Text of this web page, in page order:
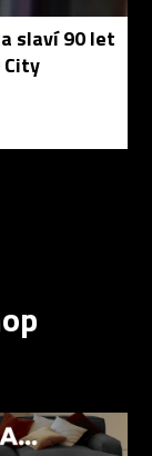
slaví 90 let